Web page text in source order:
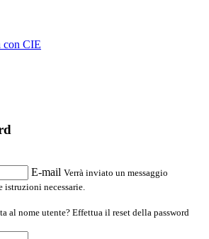
con CIE
E-mail Verrà inviato un messaggio
necessarie.
al nome utente? Effettua il reset della password